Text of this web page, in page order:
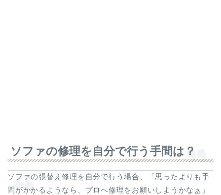
ソファの修理を自分で行う手間は？
ソファの張替え修理を自分で行う場合、「思ったよりも手
間がかかるようなら、プロへ修理をお願いしようかなぁ」